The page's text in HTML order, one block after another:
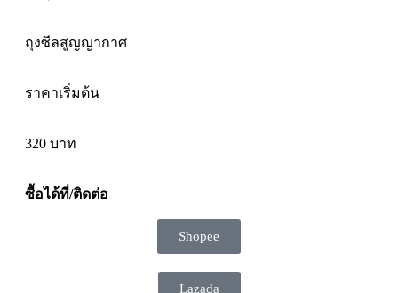
ถุงซีลสูญญากาศ
ราคาเริ่มต้น
320 บาท
ซื้อได้ที่/ติดต่อ
Shopee
Lazada